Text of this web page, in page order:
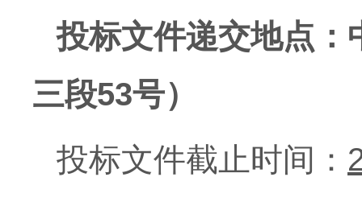
投标文件递交地点：
三段53号）
投标文件截止时间 ：